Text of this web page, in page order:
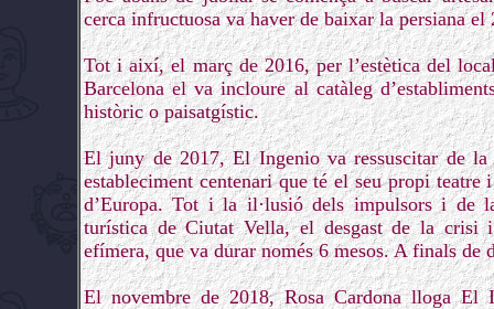
cerca infructuosa va haver de baixar la persiana el
Tot i així, el març de 2016, per l’estètica del
Barcelona el va incloure al catàleg
històric o paisatgístic.
El juny de 2017, El Ingenio va ressuscitar de
estableciment centenari que té el seu propi
d’Europa. Tot i la il·lusió dels impulsors i de
turística de Ciutat Vella, el desgast de la crisi i
efímera, que va durar només 6 mesos. A finals
El novembre de 2018, Rosa Cardona lloga El